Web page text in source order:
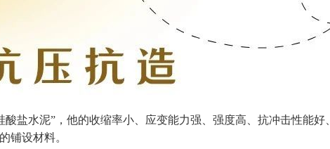
盐水泥”，他的收缩率小、应变能力强、强度高、抗冲击性能
铺设材料。